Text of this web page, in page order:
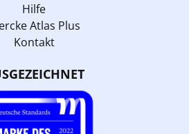
Hilfe
Atlas Plus
Kontakt